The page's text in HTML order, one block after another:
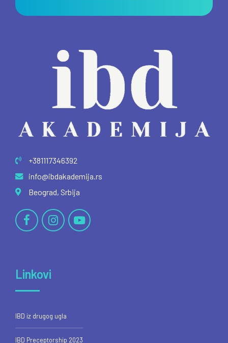
+381117346392
info@ibdakademija.rs
Beograd, Srbija
Linkovi
IBD iz drugog ugla
IBD Preceptorship 2023